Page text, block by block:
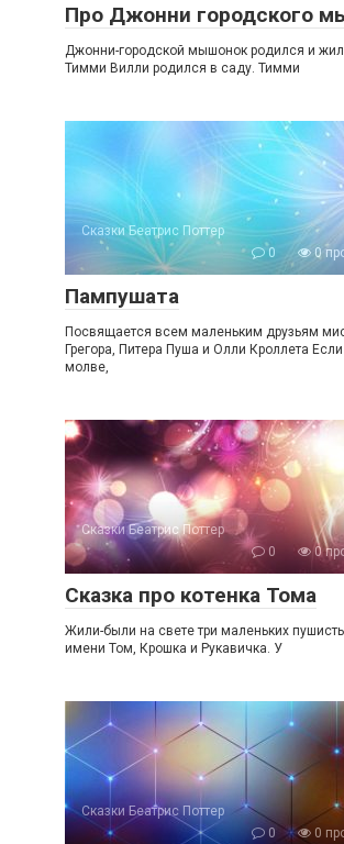
Про Джонни городского
Джонни-городской мышонок родился и
Тимми Вилли родился в саду. Тимми
Сказки Беатрис Поттер
0
0
Пампушата
Посвящается всем маленьким друзьям
Грегора, Питера Пуша и Олли Кроллета Если
молве,
Сказки Беатрис Поттер
0
0
Сказка про котенка Тома
Жили-были на свете три маленьких
имени Том, Крошка и Рукавичка. У
Сказки Беатрис Поттер
0
0